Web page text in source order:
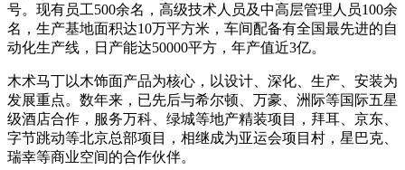
号。现有员工500余名，高级技术人员及中高层管理人员100余
名，生产基地面积达10万平方米，车间配备有全国最先进的自
动化生产线，日产能达50000平方，年产值近3亿。
木术马丁以木饰面产品为核心，以设计、深化、生产、安装为
发展重点。数年来，已先后与希尔顿、万豪、洲际等国际五星
级酒店合作，服务万科、绿城等地产精装项目，拜耳、京东、
字节跳动等北京总部项目，相继成为亚运会项目村，星巴克、
瑞幸等商业空间的合作伙伴。